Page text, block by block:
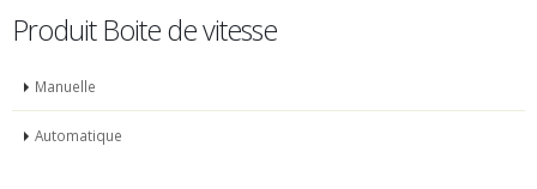
Produit Boite de vitesse
Manuelle
Automatique